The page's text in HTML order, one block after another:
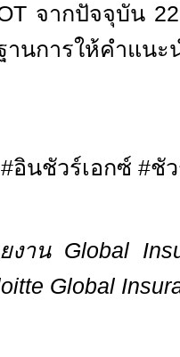
จากปัจจุบัน
านการให้คำแนะ
#อินชัวร์เอกซ์ #ชั
งาน Global
Global